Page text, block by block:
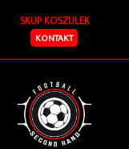
treści
SKUP KOSZULEK
KONTAKT